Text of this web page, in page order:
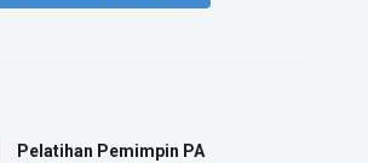
Pelatihan Pemimpin PA